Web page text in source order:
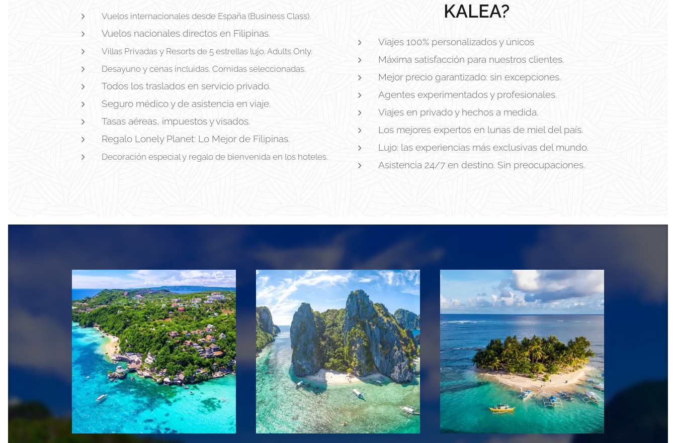
Vuelos internacionales desde España (Business Class).
Vuelos nacionales directos en Filipinas.
Villas Privadas y Resorts de 5 estrellas lujo. Adults Only.
Desayuno y cenas incluidas. Comidas seleccionadas.
Todos los traslados en servicio privado.
Seguro médico y de asistencia en viaje.
Tasas aéreas, impuestos y visados.
Regalo Lonely Planet: Lo Mejor de Filipinas.
Decoración especial y regalo de bienvenida en los hoteles.
KALEA?
Viajes 100% personalizados y únicos
Máxima satisfacción para nuestros clientes.
Mejor precio garantizado: sin excepciones.
Agentes experimentados y profesionales.
Viajes en privado y hechos a medida.
Los mejores expertos en lunas de miel del país.
Lujo: las experiencias más exclusivas del mundo.
Asistencia 24/7 en destino. Sin preocupaciones.